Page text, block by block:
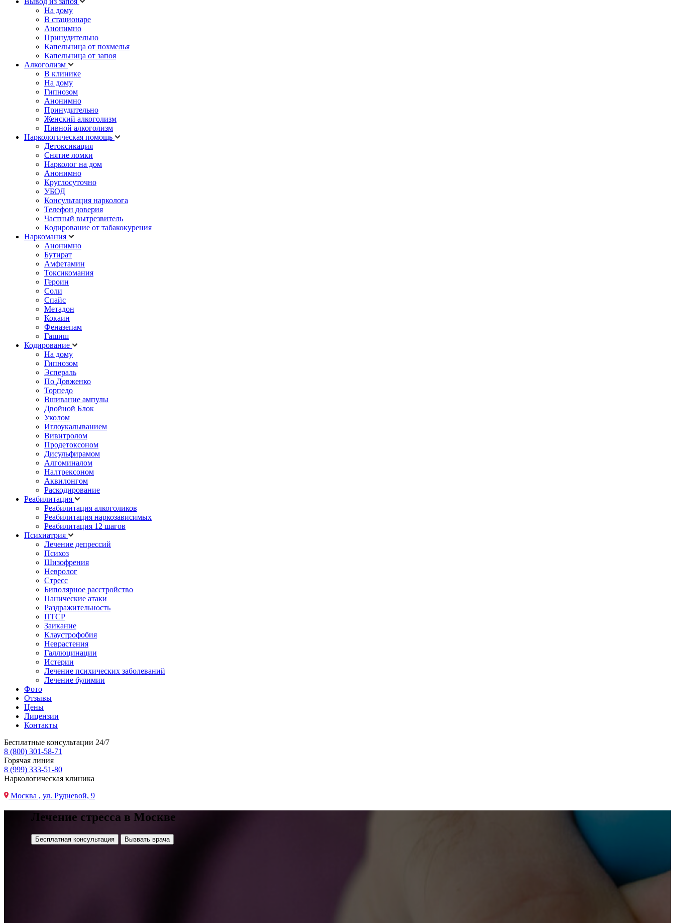
На дому
В стационаре
Анонимно
Принудительно
Капельница от похмелья
Капельница от запоя
Алкоголизм
В клинике
На дому
Гипнозом
Анонимно
Принудительно
Женский алкоголизм
Пивной алкоголизм
Наркологическая помощь
Детоксикация
Снятие ломки
Нарколог на дом
Анонимно
Круглосуточно
УБОД
Консультация нарколога
Телефон доверия
Частный вытрезвитель
Кодирование от табакокурения
Наркомания
Анонимно
Бутират
Амфетамин
Токсикомания
Героин
Соли
Спайс
Метадон
Кокаин
Феназепам
Гашиш
Кодирование
На дому
Гипнозом
Эспераль
По Довженко
Торпедо
Вшивание ампулы
Двойной Блок
Уколом
Иглоукалыванием
Вивитролом
Продетоксоном
Дисульфирамом
Алгоминалом
Налтрексоном
Аквилонгом
Раскодирование
Реабилитация
Реабилитация алкоголиков
Реабилитация наркозависимых
Реабилитация 12 шагов
Психиатрия
Лечение депрессий
Психоз
Шизофрения
Невролог
Стресс
Биполярное расстройство
Панические атаки
Раздражительность
ПТСР
Заикание
Клаустрофобия
Неврастения
Галлюцинации
Истерии
Лечение психических заболеваний
Лечение булимии
Фото
Отзывы
Цены
Лицензии
Контакты
Бесплатные консультации 24/7
8 (800) 301-58-71
Горячая линия
8 (999) 333-51-80
Наркологическая клиника
Москва , ул. Рудневой, 9
Лечение стресса в Москве
Бесплатная консультация Вызвать врача